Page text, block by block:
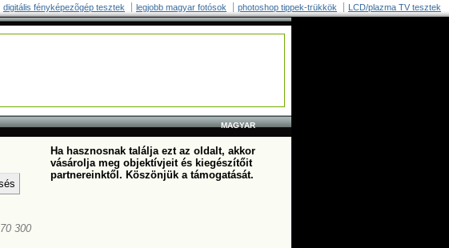
digitális fényképezõgép tesztek legjobb magyar fotósok photoshop tippek-trükkök LCD/plazma TV tesztek
MAGYAR
70 300
Ha hasznosnak találja ezt az oldalt, akkor
vásárolja meg objektívjeit és kiegészítőit
partnereinktől. Köszönjük a támogatását.